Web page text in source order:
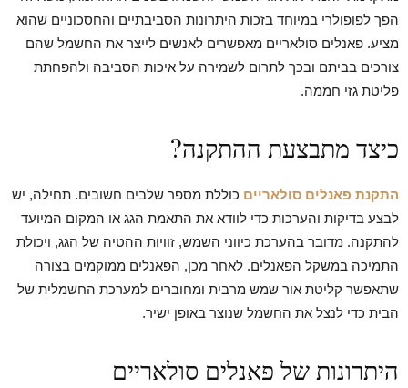
הפך לפופולרי במיוחד בזכות היתרונות הסביבתיים והחסכוניים שהוא
מציע. פאנלים סולאריים מאפשרים לאנשים לייצר את החשמל שהם
צורכים בביתם ובכך לתרום לשמירה על איכות הסביבה ולהפחתת
פליטת גזי חממה.
כיצד מתבצעת ההתקנה?
התקנת פאנלים סולאריים כוללת מספר שלבים חשובים. תחילה, יש
לבצע בדיקות והערכות כדי לוודא את התאמת הגג או המקום המיועד
להתקנה. מדובר בהערכת כיווני השמש, זוויות ההטיה של הגג, ויכולת
התמיכה במשקל הפאנלים. לאחר מכן, הפאנלים ממוקמים בצורה
שתאפשר קליטת אור שמש מרבית ומחוברים למערכת החשמלית של
הבית כדי לנצל את החשמל שנוצר באופן ישיר.
היתרונות של פאנלים סולאריים